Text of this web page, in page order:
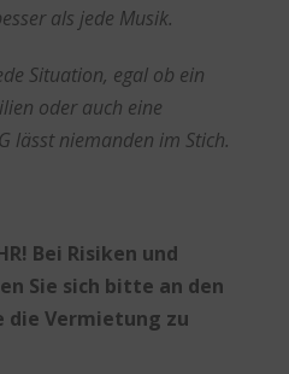
als jede Musik.
Situation, egal ob ein
oder auch eine
lässt niemanden im Stich.
Bei Risiken und
Sie sich bitte an den
Vermietung zu